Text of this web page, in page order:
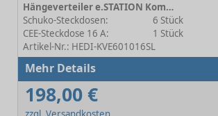
Hängeverteiler e.STATION Kombi Energie / Druckluft 9.5
Schuko-Steckdosen:
6 Stück
CEE-Steckdose 16 A:
1 Stück
Artikel-Nr.: HEDI-KVE601016SL
Mehr Details
198,00 €